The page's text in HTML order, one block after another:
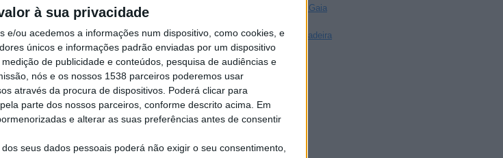
à sua privacidade
e/ou acedemos a informações num dispositivo, como cookies, e
únicos e informações padrão enviadas por um dispositivo
de publicidade e conteúdos, pesquisa de audiências e
nós e os nossos 1538 parceiros poderemos usar
através da procura de dispositivos. Poderá clicar para
parte dos nossos parceiros, conforme descrito acima. Em
e alterar as suas preferências antes de consentir
seus dados pessoais poderá não exigir o seu consentimento,
Vila Nova de Gaia
Achada da Madeira
Coimbra
Sintra
Faro
Almada
Leiria